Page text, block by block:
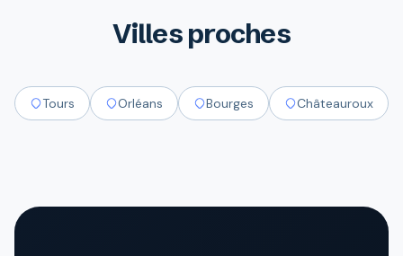
Villes proches
Tours Orléans Bourges Châteauroux